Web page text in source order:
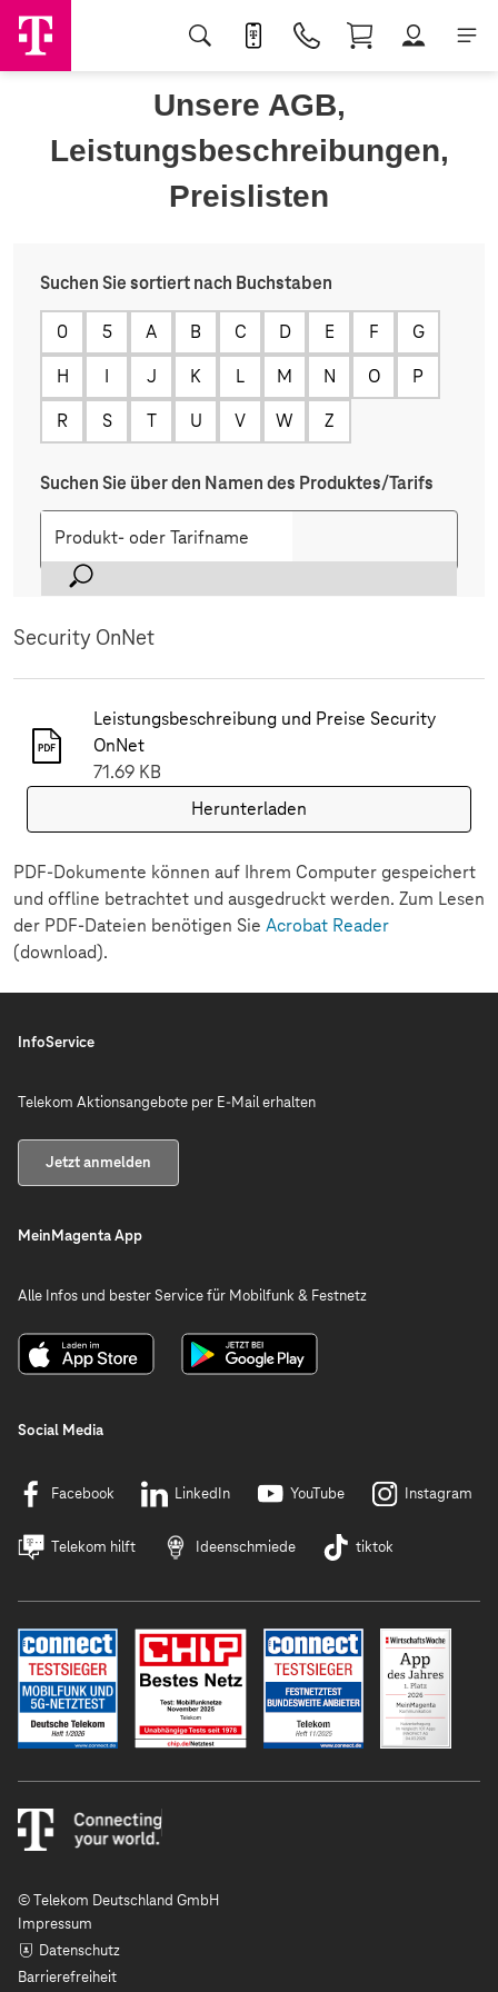
Unsere AGB,
Leistungsbeschreibungen,
Preislisten
Suchen Sie sortiert nach Buchstaben
0 5 A B C D E F
G
H
I J K L M N O
P
R
S T U V W Z
Suchen Sie über den Namen des Produktes/Tarifs
Security OnNet
Leistungsbeschreibung und Preise Security
OnNet
71.69 KB
Herunterladen
PDF-Dokumente können auf Ihrem Computer gespeichert
und offline betrachtet und ausgedruckt werden. Zum Lesen
der PDF-Dateien benötigen Sie Acrobat Reader
(download).
InfoService
Telekom Aktionsangebote per E-Mail erhalten
Jetzt anmelden
MeinMagenta App
Alle Infos und bester Service für Mobilfunk & Festnetz
Social Media
Facebook LinkedIn YouTube Instagram
Telekom hilft Ideenschmiede tiktok
© Telekom Deutschland GmbH
Impressum
Datenschutz
Barrierefreiheit